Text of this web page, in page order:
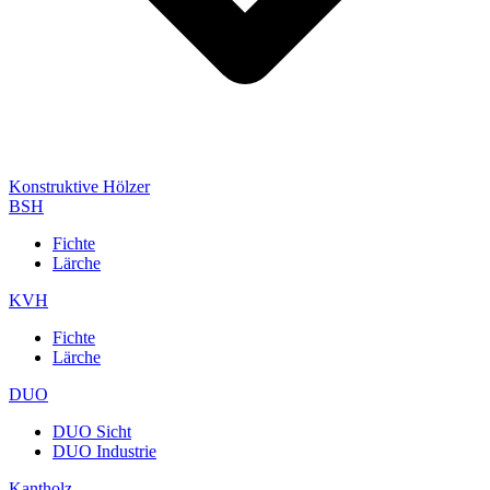
Konstruktive Hölzer
BSH
Fichte
Lärche
KVH
Fichte
Lärche
DUO
DUO Sicht
DUO Industrie